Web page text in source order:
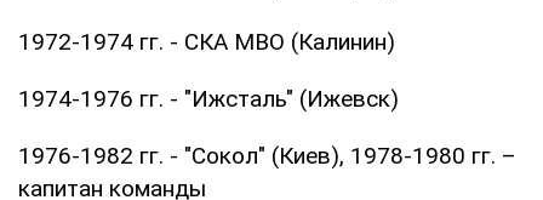
1972-1974 гг. - СКА МВО (Калинин)
1974-1976 гг. - "Ижсталь" (Ижевск)
1976-1982 гг. - "Сокол" (Киев), 1978-1980 гг. –
капитан команды